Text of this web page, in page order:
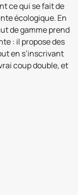
ce qui se fait de
écologique. En
de gamme prend
: il propose des
en s’inscrivant
coup double, et